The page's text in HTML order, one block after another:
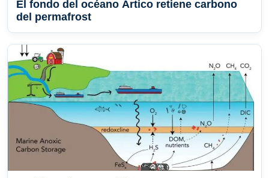
El fondo del océano Ártico retiene carbono
del permafrost